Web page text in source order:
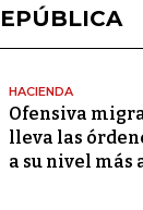
HACIENDA
Ofensiva
lleva las
a su nivel más